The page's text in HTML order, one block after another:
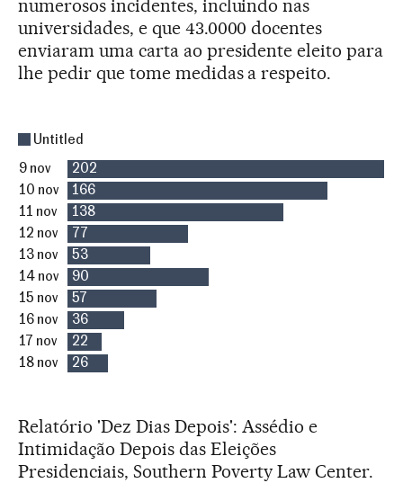
numerosos incidentes, incluindo nas
universidades, e que 43.0000 docentes
enviaram uma carta ao presidente eleito para
lhe pedir que tome medidas a respeito.
Relatório 'Dez Dias Depois': Assédio e
Intimidação Depois das Eleições
Presidenciais, Southern Poverty Law Center.